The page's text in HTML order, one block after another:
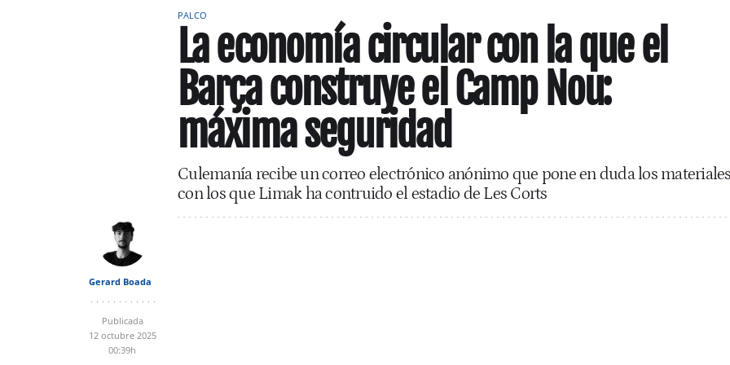
PALCO
La economía circular con la que el
Barça construye el Camp Nou:
máxima seguridad
Culemanía recibe un correo electrónico anónimo que pone en duda los
con los que Limak ha contruido el estadio de Les Corts
Gerard Boada
Publicada
12 octubre 2025
00:39h